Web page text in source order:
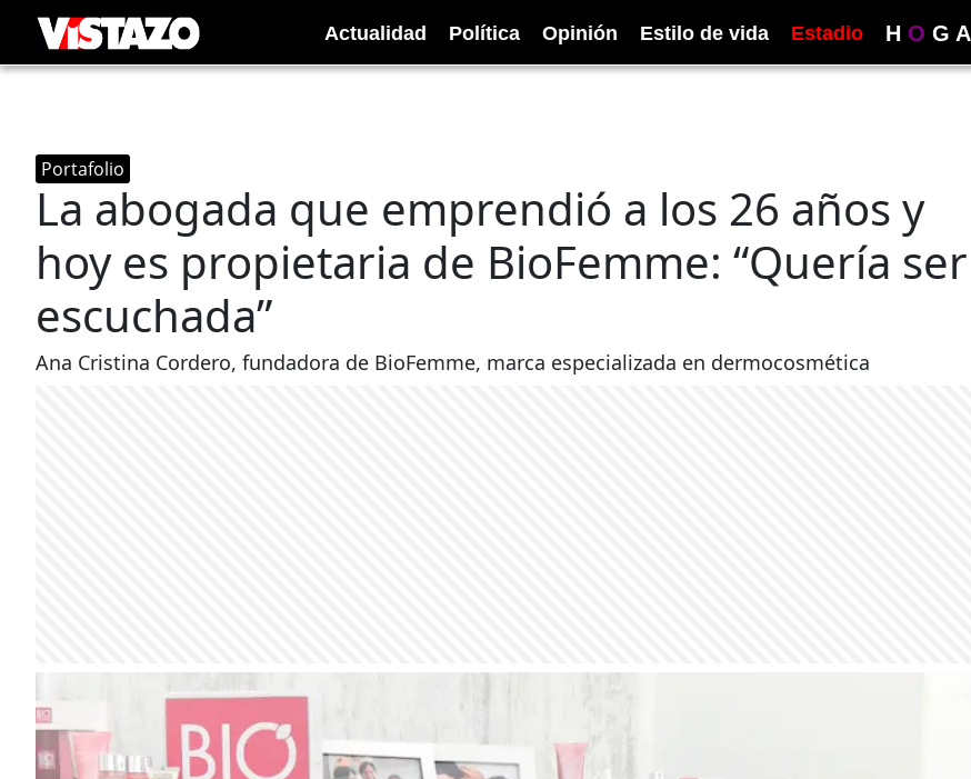
Actualidad Política Opinión Estilo de vida Estadio H O G A
Portafolio
La abogada que emprendió a los 26 años y
hoy es propietaria de BioFemme: “Quería ser
escuchada”
Ana Cristina Cordero, fundadora de BioFemme, marca especializada en dermocosmética